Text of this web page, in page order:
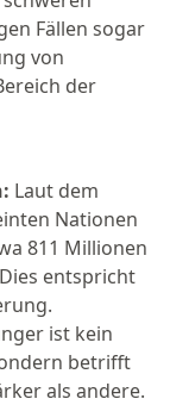
Fällen sogar
von
der
Laut dem
Nationen
811 Millionen
entspricht
ist kein
betrifft
als andere.